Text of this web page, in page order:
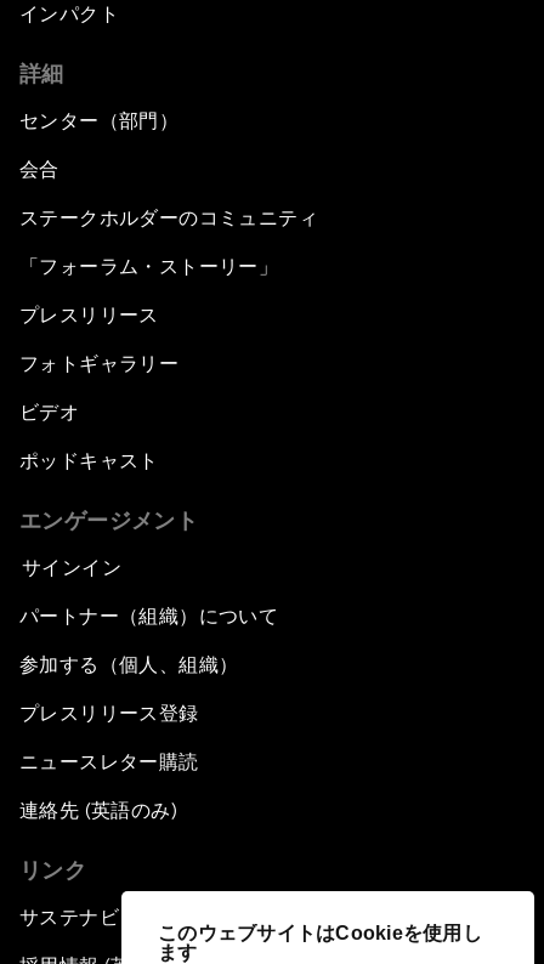
このウェブサイトはCookieを使用し
ます
インパクト
詳細
センター（部門）
会合
ステークホルダーのコミュニティ
「フォーラム・ストーリー」
プレスリリース
フォトギャラリー
ビデオ
ポッドキャスト
エンゲージメント
サインイン
パートナー（組織）について
参加する（個人、組織）
プレスリリース登録
ニュースレター購読
連絡先 (英語のみ)
リンク
サステナビリティへの取り組み